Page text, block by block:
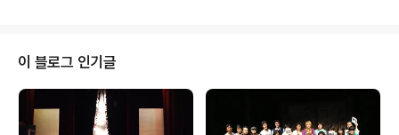
이 블로그 인기글